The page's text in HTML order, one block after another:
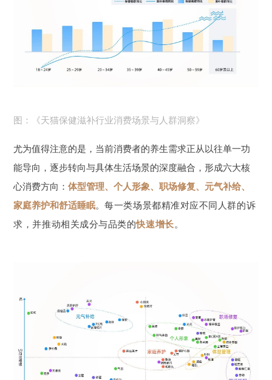
图：《天猫保健滋补行业消费场景与人群洞察》
尤为值得注意的是，当前消费者的养生需求正从以往单一功
能导向，逐步转向与具体生活场景的深度融合，形成六大核
心消费方向：体型管理、个人形象、职场修复、元气补给、
家庭养护和舒适睡眠。每一类场景都精准对应不同人群的诉
求，并推动相关成分与品类的快速增长。